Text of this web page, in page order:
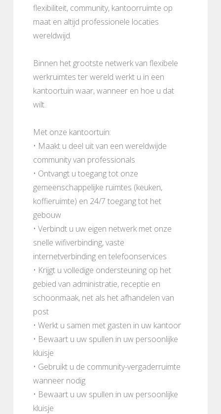
flexibiliteit, community, kantoorruimte op
maat en altijd professionele locaties
wereldwijd.
Binnen het grootste netwerk van flexibele
werkruimtes ter wereld werkt u in een
kantoortuin waar, wanneer en hoe u dat
wilt.
Met onze kantoortuin:
• Maakt u deel uit van een wereldwijde
community van professionals
• Ontvangt u toegang tot onze
gemeenschappelijke ruimtes (keuken,
koffieruimte) en 24/7 toegang tot het
gebouw
• Verbindt u uw eigen netwerk met onze
snelle wifiverbinding, vaste
internetverbinding en telefoonservices
• Krijgt u volledige ondersteuning op het
gebied van administratie, receptie en
schoonmaak, net als het afhandelen van
post
• Werkt u samen met gasten in uw kantoor
• Bewaart u uw spullen in uw persoonlijke
kluisje
• Gebruikt u de community-vergaderruimte
wanneer nodig
• Bewaart u uw spullen in uw persoonlijke
kluisje